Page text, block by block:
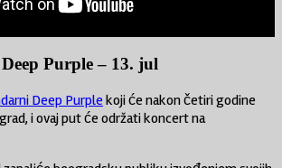
Deep Purple – 13. jul
Deep Purple koji će nakon četiri godine
i ovaj put će održati koncert na